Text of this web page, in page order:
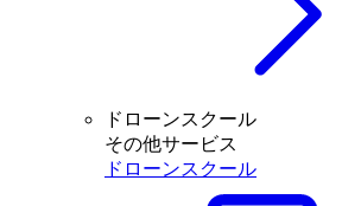
ドローンスクール
その他サービス
ドローンスクール